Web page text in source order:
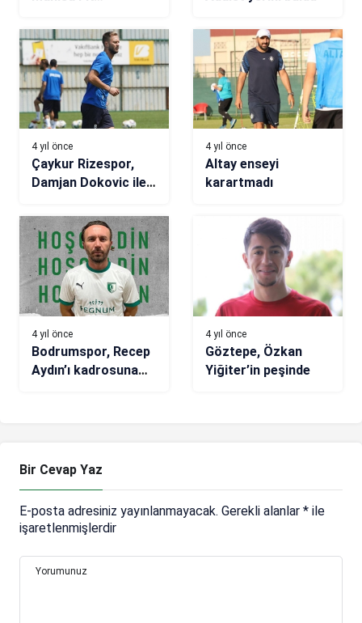
4 yıl önce
Çaykur Rizespor,
Damjan Dokovic ile
4 yıl önce
Altay enseyi
karartmadı
4 yıl önce
Bodrumspor, Recep
Aydın’ı kadrosuna
4 yıl önce
Göztepe, Özkan
Yiğiter’in peşinde
Bir Cevap Yaz
E-posta adresiniz yayınlanmayacak. Gerekli alanlar * ile
işaretlenmişlerdir
Yorumunuz